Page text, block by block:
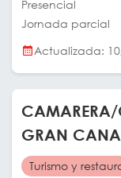
Presencial
Jornada parcial
Actualizada:
CAMARERA/
GRAN
Turismo y